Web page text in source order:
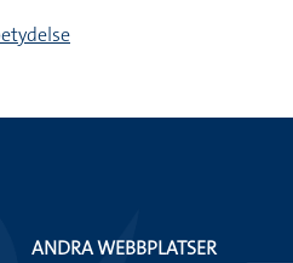
ANDRA WEBBPLATSER